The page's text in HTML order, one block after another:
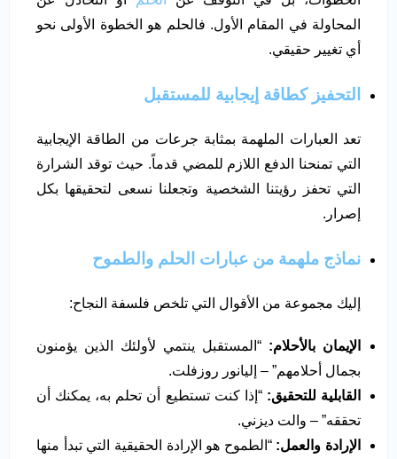
المحاولة في المقام الأول. فالحلم هو الخطوة الأولى نحو
أي تغيير حقيقي.
التحفيز كطاقة إيجابية للمستقبل
تعد العبارات الملهمة بمثابة جرعات من الطاقة الإيجابية
التي تمنحنا الدفع اللازم للمضي قدماً. حيث توقد الشرارة
التي تحفز رؤيتنا الشخصية وتجعلنا نسعى لتحقيقها بكل
إصرار.
نماذج ملهمة من عبارات الحلم والطموح
إليك مجموعة من الأقوال التي تلخص فلسفة النجاح:
الإيمان بالأحلام: “المستقبل ينتمي لأولئك الذين يؤمنون
بجمال أحلامهم” – إليانور روزفلت.
القابلية للتحقيق: “إذا كنت تستطيع أن تحلم به، يمكنك أن
تحققه” – والت ديزني.
الإرادة والعمل: “الطموح هو الإرادة الحقيقية التي تبدأ منها